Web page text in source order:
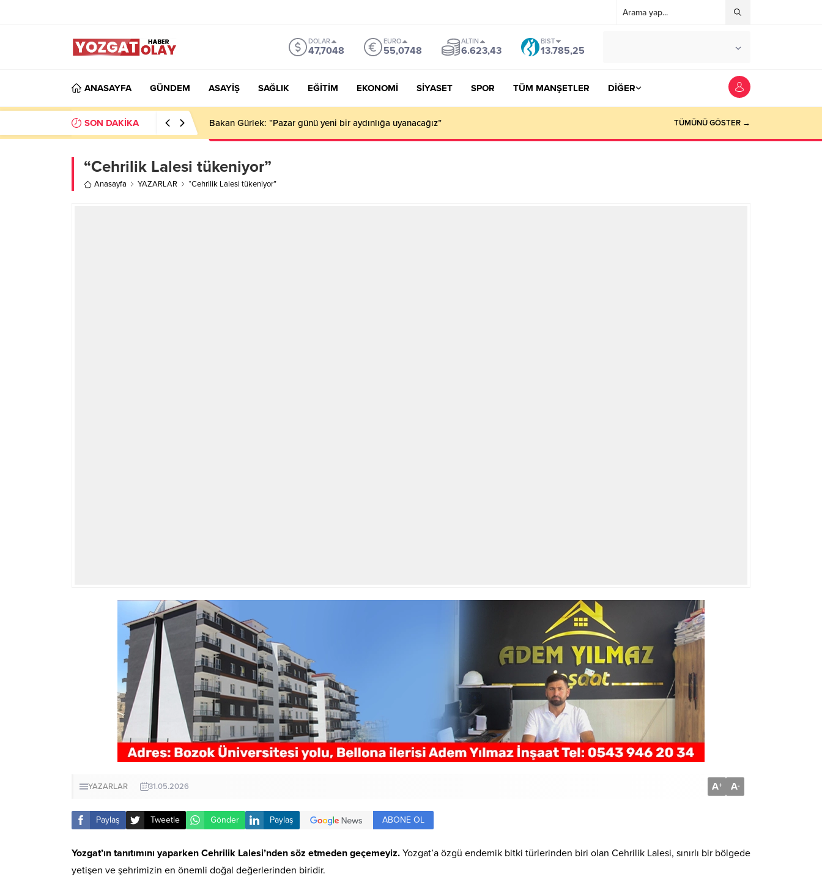
DOLAR
47,7048
EURO
55,0748
ALTIN
6.623,43
BIST
13.785,25
ANASAYFA GÜNDEM ASAYİŞ SAĞLIK EĞİTİM EKONOMİ SİYASET SPOR TÜM MANŞETLER DİĞER
SON DAKİKA Bakan Gürlek: “Pazar günü yeni bir aydınlığa uyanacağız” TÜMÜNÜ GÖSTER →
“Cehrilik Lalesi tükeniyor”
Anasayfa YAZARLAR “Cehrilik Lalesi tükeniyor”
YAZARLAR 31.05.2026 A+ A-
Paylaş Tweetle Gönder Paylaş ABONE OL
Yozgat’ın tanıtımını yaparken Cehrilik Lalesi’nden söz etmeden geçemeyiz. Yozgat’a özgü endemik bitki türlerinden biri olan Cehrilik Lalesi, sınırlı bir bölgede
yetişen ve şehrimizin en önemli doğal değerlerinden biridir.